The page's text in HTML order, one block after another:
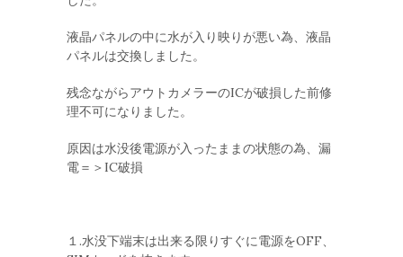
液晶パネルの中に水が入り映りが悪い為、液晶
パネルは交換しました。
残念ながらアウトカメラーのICが破損した前修
理不可になりました。
原因は水没後電源が入ったままの状態の為、漏
電＝＞IC破損
１.水没下端末は出来る限りすぐに電源をOFF、